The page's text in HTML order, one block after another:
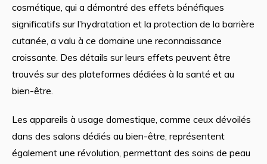
cosmétique, qui a démontré des effets bénéfiques
significatifs sur l’hydratation et la protection de la barrière
cutanée, a valu à ce domaine une reconnaissance
croissante. Des détails sur leurs effets peuvent être
trouvés sur des plateformes dédiées à la santé et au
bien-être.
Les appareils à usage domestique, comme ceux dévoilés
dans des salons dédiés au bien-être, représentent
également une révolution, permettant des soins de peau